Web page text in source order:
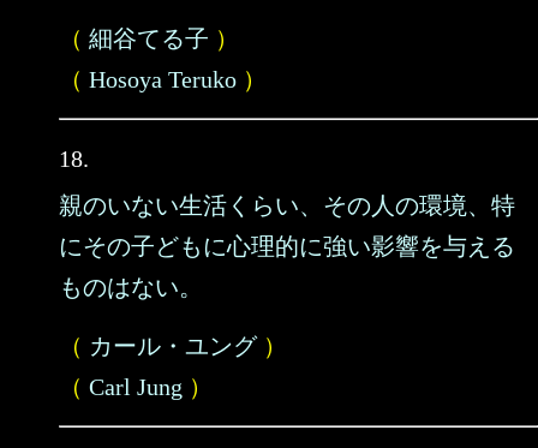
（ 細谷てる子 ）
（ Hosoya Teruko ）
18.
親のいない生活くらい、その人の環境、特
にその子どもに心理的に強い影響を与える
ものはない。
（ カール・ユング）
（ Carl Jung ）